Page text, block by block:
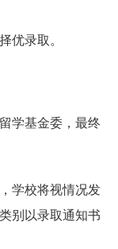
优录取。
学基金委，最终
学校将视情况发
别以录取通知书